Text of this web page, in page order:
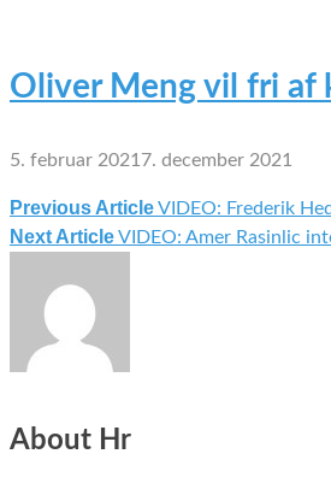
Oliver Meng vil fri af
5. februar 2021 7. december 2021
Indlægsnavigation
Previous ArticleVIDEO: Frederik
Next ArticleVIDEO: Amer Rasinlic
About Hr